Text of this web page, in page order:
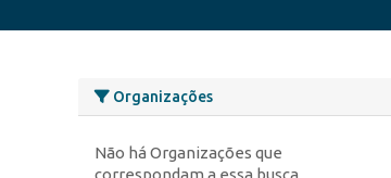
Organizações
Não há Organizações que
correspondam a essa busca